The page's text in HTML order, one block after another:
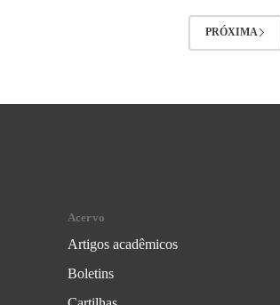
PRÓXIMA
Acervo
Artigos acadêmicos
Boletins